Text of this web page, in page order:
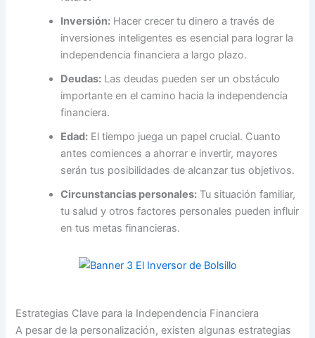
Inversión: Hacer crecer tu dinero a través de
inversiones inteligentes es esencial para lograr la
independencia financiera a largo plazo.
Deudas: Las deudas pueden ser un obstáculo
importante en el camino hacia la independencia
financiera.
Edad: El tiempo juega un papel crucial. Cuanto
antes comiences a ahorrar e invertir, mayores
serán tus posibilidades de alcanzar tus objetivos.
Circunstancias personales: Tu situación familiar,
tu salud y otros factores personales pueden influir
en tus metas financieras.
Estrategias Clave para la Independencia Financiera
A pesar de la personalización, existen algunas estrategias